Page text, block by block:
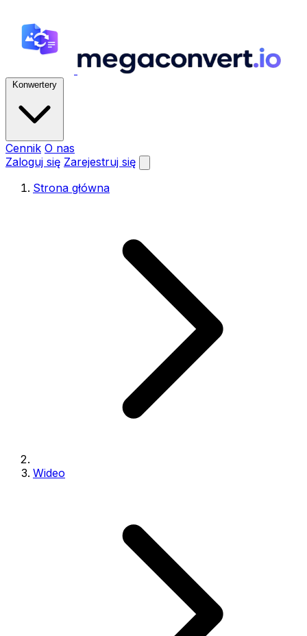
Konwertery
Cennik O nas
Zaloguj się Zarejestruj się
Strona główna
Wideo